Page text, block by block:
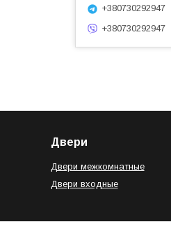
+380730292947
+380730292947
Двери
Двери межкомнатные
Двери входные